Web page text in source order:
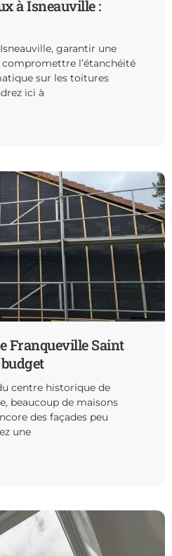
à Isneauville :
garantir une
l’étanchéité
sur les toitures
ici à
Franqueville Saint
centre historique de
beaucoup de maisons
des façades peu
une